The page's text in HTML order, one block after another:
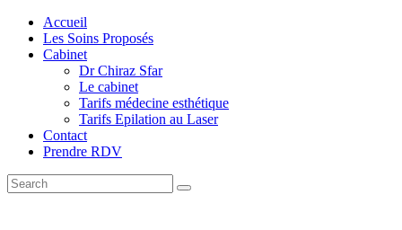
Accueil
Les Soins Proposés
Cabinet
Dr Chiraz Sfar
Le cabinet
Tarifs médecine esthétique
Tarifs Epilation au Laser
Contact
Prendre RDV